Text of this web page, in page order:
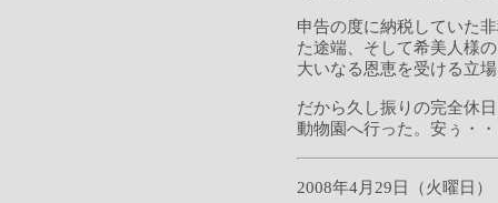
申告の度に納税していた
た途端、そして希美人様
大いなる恩恵を受ける立
だから久し振りの完全休
動物園へ行った。安ぅ・
2008年4月29日（火曜日）